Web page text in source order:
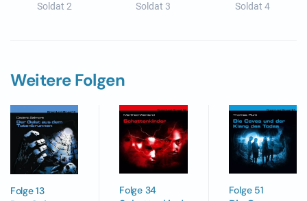
Soldat 2 Soldat 3 Soldat 4
Weitere Folgen
Folge 13 Folge 34 Folge 51